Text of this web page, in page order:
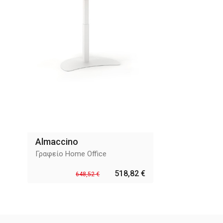
Almaccino
Γραφείο Home Office
648,52 € 518,82 €